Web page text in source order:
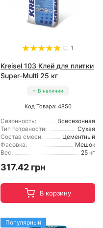
1
Kreisel 103 Клей для плитки
Super-Multi 25 кг
В наличии
Код Товара: 4850
Сезонность:
Всесезонная
Тип готовности:
Сухая
Состав смеси:
Цементный
Фасовка:
Мешок
Вес:
25 кг
317.42 грн
В корзину
Популярный